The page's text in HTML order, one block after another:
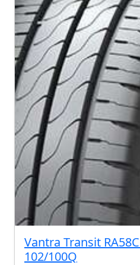
Vantra Transit
102/100Q